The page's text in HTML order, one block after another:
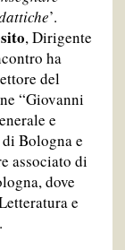
’.
, Dirigente
ha
del
“Giovanni
e
Bologna e
associato di
dove
e